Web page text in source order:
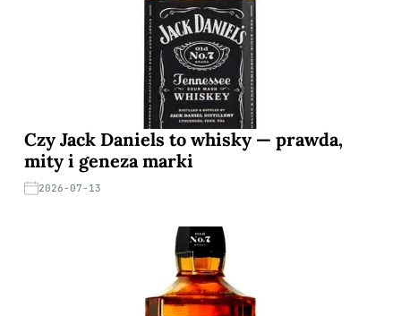
Czy Jack Daniels to whisky — prawda,
mity i geneza marki
2026-07-13